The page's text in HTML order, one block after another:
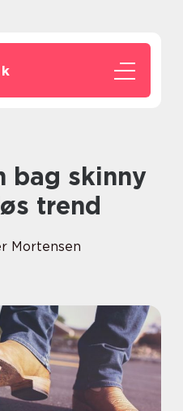
bag skinny
trend
Mortensen